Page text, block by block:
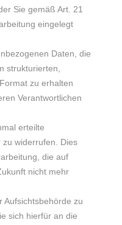
Sie gemäß Art. 21
eingelegt
Daten, die
strukturierten,
zu erhalten
Verantwortlichen
erteilte
zu widerrufen. Dies
die auf
nicht mehr
Aufsichtsbehörde zu
sich hierfür an die